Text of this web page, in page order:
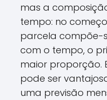
mas a
tempo: no
parcela compõe-
com o tempo, o
maior proporção.
pode ser
uma previsão